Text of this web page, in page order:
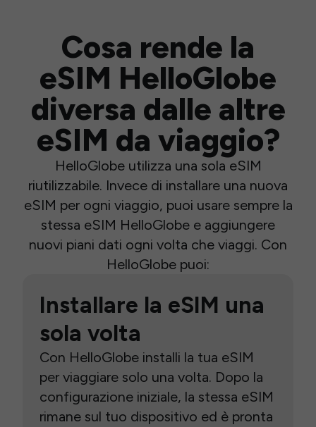
Cosa rende la
eSIM HelloGlobe
diversa dalle altre
eSIM da viaggio?
HelloGlobe utilizza una sola eSIM
riutilizzabile. Invece di installare una nuova
eSIM per ogni viaggio, puoi usare sempre la
stessa eSIM HelloGlobe e aggiungere
nuovi piani dati ogni volta che viaggi. Con
HelloGlobe puoi:
Installare la eSIM una
sola volta
Con HelloGlobe installi la tua eSIM
per viaggiare solo una volta. Dopo la
configurazione iniziale, la stessa eSIM
rimane sul tuo dispositivo ed è pronta